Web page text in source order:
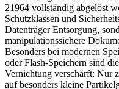
21964 vollständig abgelöst
Schutzklassen und
Datenträger Entsorgung,
manipulationssichere
Besonders bei modernen
oder Flash-Speichern sind
Vernichtung verschärft: Nur
auf besonders kleine